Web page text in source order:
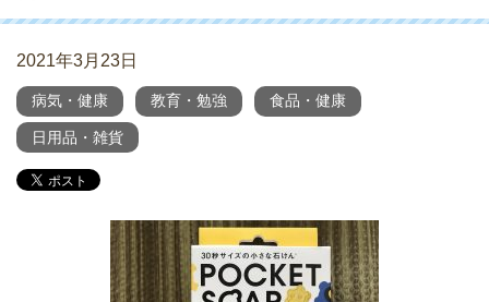
2021年3月23日
病気・健康 教育・勉強 食品・健康
日用品・雑貨